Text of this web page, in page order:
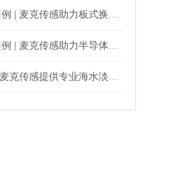
麦克项目案例 | 麦克传感助力板式换热站精准运行
麦克项目案例 | 麦克传感助力半导体等离子水清洁压力监测
项目案例 | 麦克传感提供专业海水淡化设备监测解决方案